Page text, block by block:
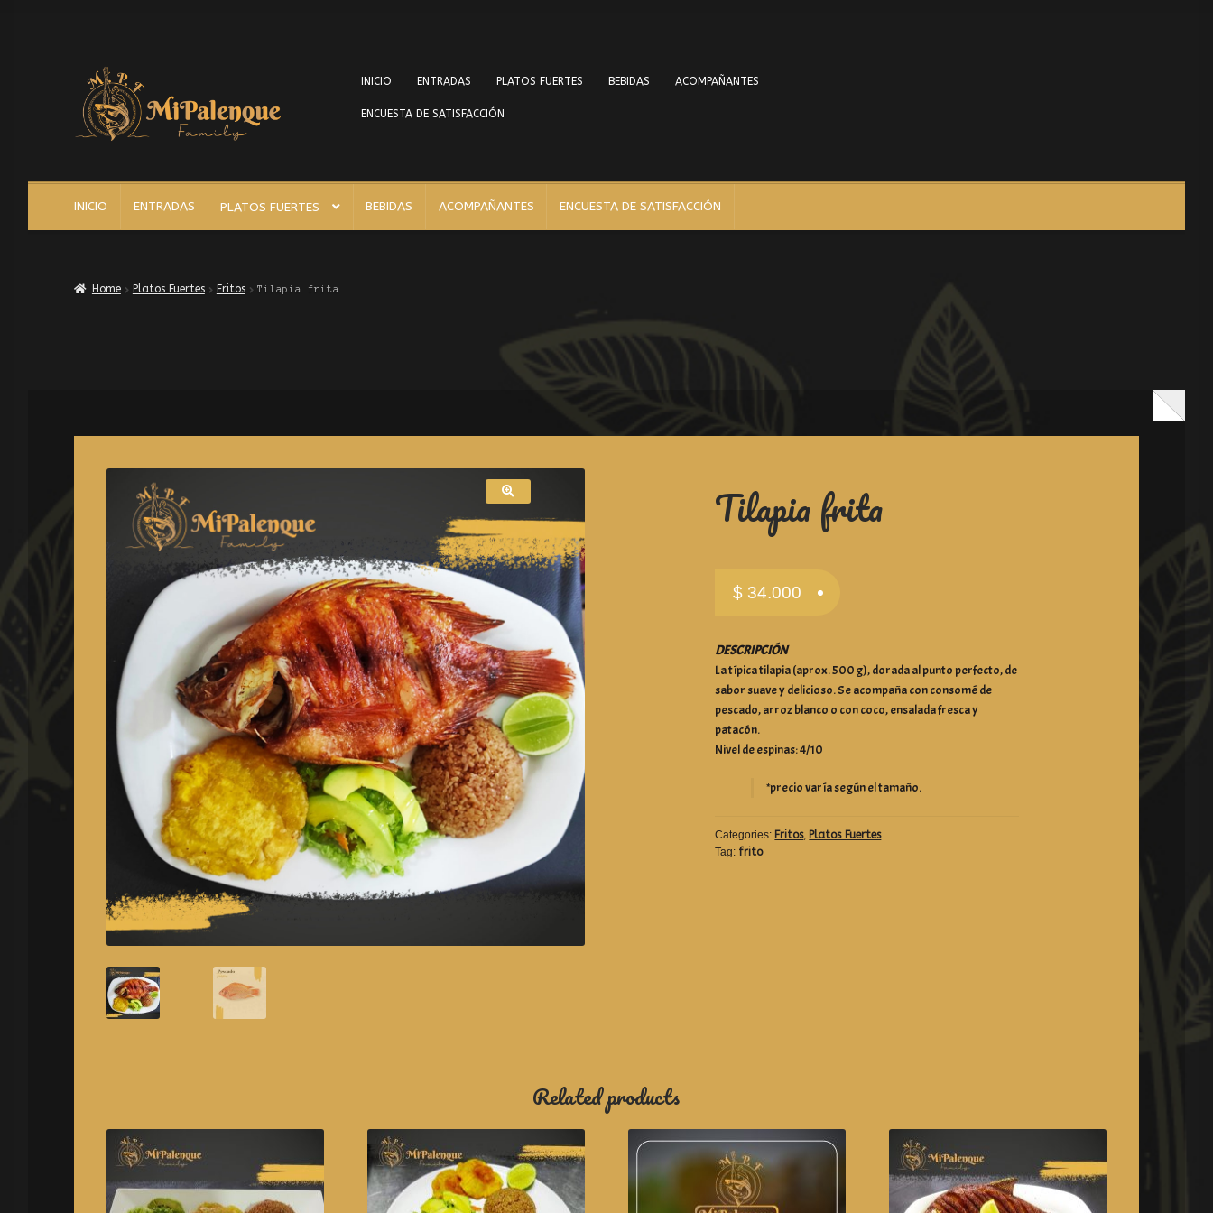
INICIO ENTRADAS PLATOS FUERTES BEBIDAS ACOMPAÑANTES
ENCUESTA DE SATISFACCIÓN
INICIO ENTRADAS PLATOS FUERTES BEBIDAS ACOMPAÑANTES ENCUESTA DE SATISFACCIÓN
Home Platos Fuertes Fritos Tilapia frita
Tilapia frita
$34.000
DESCRIPCIÓN
La típica tilapia (aprox. 500 g), dorada al punto perfecto, de
sabor suave y delicioso. Se acompaña con consomé de
pescado, arroz blanco o con coco, ensalada fresca y
patacón.
Nivel de espinas: 4/10
*precio varía según el tamaño.
Categories: Fritos, Platos Fuertes
Tag: frito
Related products